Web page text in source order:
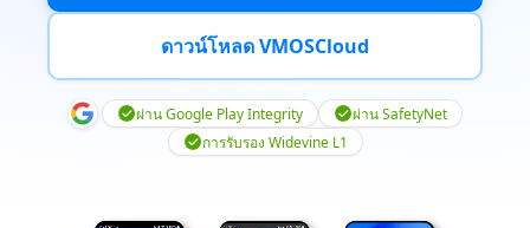
ดาวน์โหลด VMOSCloud
ผ่าน Google Play Integrity
ผ่าน SafetyNet
การรับรอง Widevine L1